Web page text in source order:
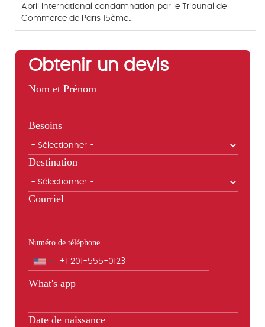
April International condamnation par le Tribunal de
Commerce de Paris 15ème…
Obtenir un devis
Nom et Prénom
Besoins
Destination
Courriel
Numéro de téléphone
Téléphone
What's app
Date de naissance